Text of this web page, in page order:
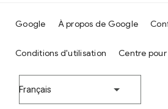
Google À propos de Google
Conditions d'utilisation Centre
Français